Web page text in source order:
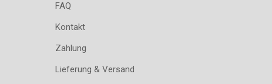
FAQ
Kontakt
Zahlung
Lieferung & Versand